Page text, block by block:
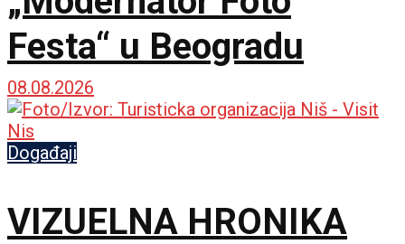
Festa“ u Beogradu
08.08.2026
Događaji
VIZUELNA HRONIKA